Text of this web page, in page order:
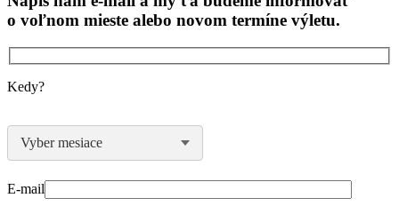
o voľnom mieste alebo novom termíne výletu.
Kedy?
Vyber mesiace
E-mail